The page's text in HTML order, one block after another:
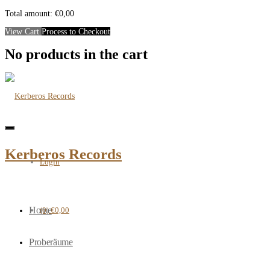
Close
Mini
Cart
Total amount: €0,00
View Cart Process to Checkout
No products in the cart
Kerberos Records
Toggle
Login
(0) €0,00
Home
Proberäume